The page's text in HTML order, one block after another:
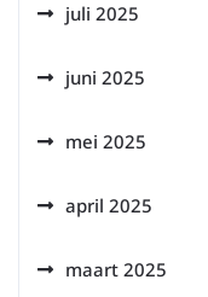
juli 2025
juni 2025
mei 2025
april 2025
maart 2025